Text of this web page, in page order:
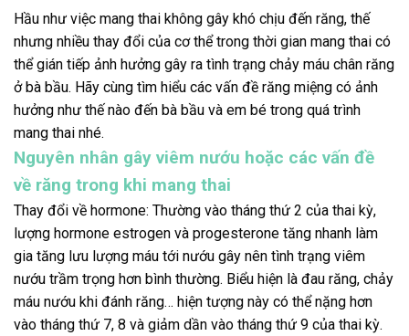
Hầu như việc mang thai không gây khó chịu đến răng, thế
nhưng nhiều thay đổi của cơ thể trong thời gian mang thai có
thể gián tiếp ảnh hưởng gây ra tình trạng chảy máu chân răng
ở bà bầu. Hãy cùng tìm hiểu các vấn đề răng miệng có ảnh
hưởng như thế nào đến bà bầu và em bé trong quá trình
mang thai nhé.
Nguyên nhân gây viêm nướu hoặc các vấn đề
về răng trong khi mang thai
Thay đổi về hormone: Thường vào tháng thứ 2 của thai kỳ,
lượng hormone estrogen và progesterone tăng nhanh làm
gia tăng lưu lượng máu tới nướu gây nên tình trạng viêm
nướu trầm trọng hơn bình thường. Biểu hiện là đau răng, chảy
máu nướu khi đánh răng… hiện tượng này có thể nặng hơn
vào tháng thứ 7, 8 và giảm dần vào tháng thứ 9 của thai kỳ.